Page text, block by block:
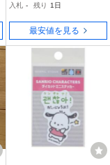
入札 - 残り 1日
最安値を見る